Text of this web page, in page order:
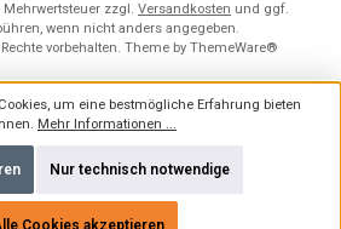
zzgl. Versandkosten und ggf.
wenn nicht anders angegeben.
vorbehalten. Theme by ThemeWare®
um eine bestmögliche Erfahrung bieten
Mehr Informationen ...
Nur technisch notwendige
Cookies akzeptieren